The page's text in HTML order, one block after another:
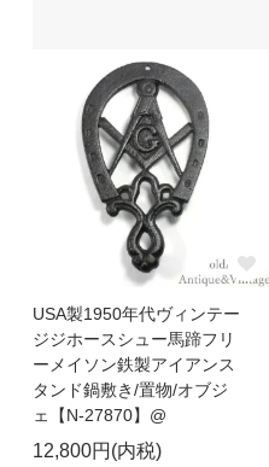
USA製1950年代ヴィンテー
ジジホースシュー馬蹄フリ
ーメイソン鉄製アイアンス
タンド鍋敷き/置物/オブジ
ェ【N-27870】@
12,800円(内税)